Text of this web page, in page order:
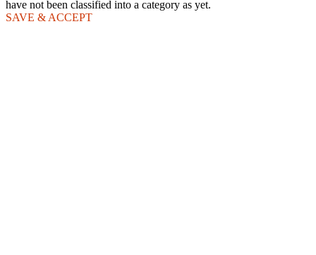
have not been classified into a category as yet.
SAVE & ACCEPT